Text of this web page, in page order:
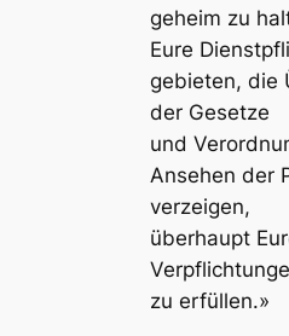
geheim zu
Eure
gebieten, die
der Gesetze
und
Ansehen der
verzeigen,
überhaupt
zu erfüllen.»